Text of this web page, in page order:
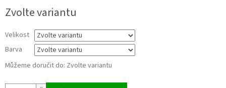
cena:
Zvolte variantu
Velikost
Barva
Můžeme doručit do: Zvolte variantu